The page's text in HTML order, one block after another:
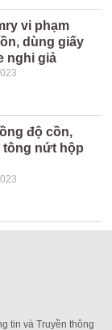
vi phạm
dùng giấy
nghi giả
độ cồn,
tông nứt hộp
tin và Truyền thông